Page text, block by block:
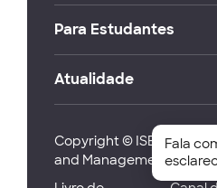
Para Estudantes
Atualidade
Copyright © ISEG Lisbon
and Management 2026
Fala